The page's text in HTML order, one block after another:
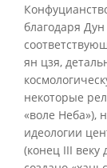
благодаря
ян цзя,
некоторые
«воле Неба»),
идеологии
(конец III